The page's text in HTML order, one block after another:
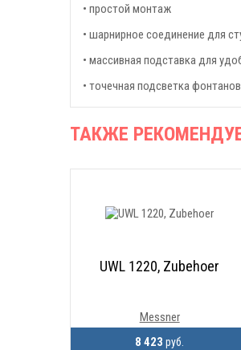
• простой монтаж
• шарнирное соединение для
• массивная подставка для
• точечная подсветка
ТАКЖЕ
UWL 1220, Zubehoer
Messner
8 423руб.